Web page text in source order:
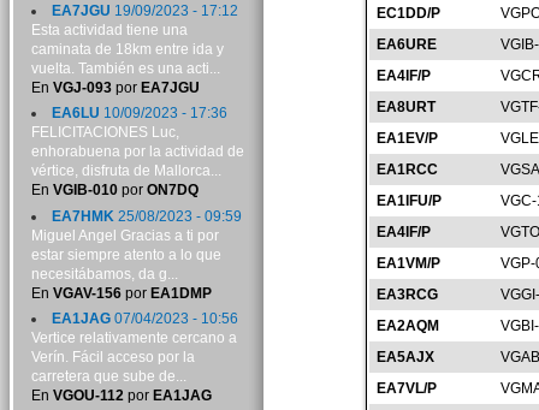
EC1DD/P
EA6URE
EA4IF/P
EA8URT
EA1EV/P
EA1RCC
EA1IFU/P
EA4IF/P
EA1VM/P
EA3RCG
EA2AQM
EA5AJX
EA7VL/P
EA7JGU 19/09/2023 - 17:12
Esta actividad tiene una
caminata de 18km entre ida y
vuelta. También es una acti...
En VGJ-093por EA7JGU
EA6LU 10/09/2023 - 17:36
FELICITACIONES Luc,
enhorabuena por la actividad de
vértice, disfruta de Mallorca...
En VGIB-010por ON7DQ
EA7HMK 25/08/2023 - 09:59
Miguel Angel Gracias a ti por
estar siempre atento a lo que
necesitábamos, da g...
En VGAV-156por EA1DMP
EA1JAG07/04/2023 - 10:56
Vertice relativamente cercano a
Verín. Fácil acceso por la
carretera que sube de...
En VGOU-112por EA1JAG